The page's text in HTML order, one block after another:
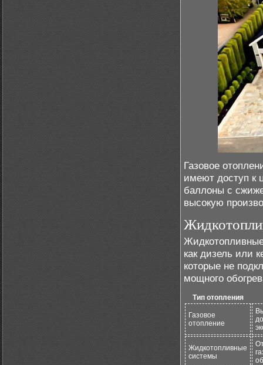
Газовое
имеют доступ к
баллоны с
высокую
как дизель или
которые не
мощного
Тип отопления
Газовое
отопление
Жидкотопливные
системы